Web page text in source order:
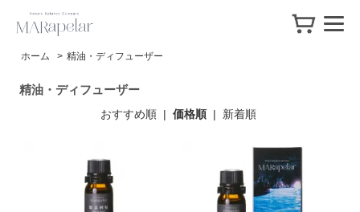
ホーム > 精油・ディフューザー
精油・ディフューザー
おすすめ順| 価格順| 新着順